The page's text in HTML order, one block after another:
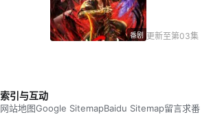
番剧 更新至第03集
索引与互动
网站地图Google SitemapBaidu Sitemap留言求番